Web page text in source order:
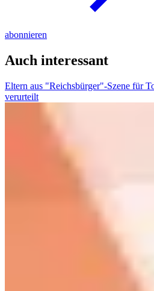
abonnieren
Auch interessant
Eltern aus "Reichsbürger"-Szene für
verurteilt